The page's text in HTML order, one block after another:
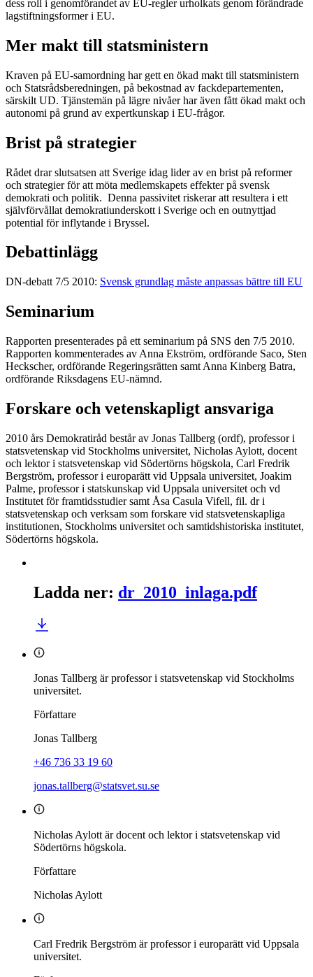
dess roll i genomförandet av EU-regler urholkats genom förändrade
lagstiftningsformer i EU.
Mer makt till statsministern
Kraven på EU-samordning har gett en ökad makt till statsministern
och Statsrådsberedningen, på bekostnad av fackdepartementen,
särskilt UD. Tjänstemän på lägre nivåer har även fått ökad makt och
autonomi på grund av expertkunskap i EU-frågor.
Brist på strategier
Rådet drar slutsatsen att Sverige idag lider av en brist på reformer
och strategier för att möta medlemskapets effekter på svensk
demokrati och politik. Denna passivitet riskerar att resultera i ett
självförvållat demokratiunderskott i Sverige och en outnyttjad
potential för inflytande i Bryssel.
Debattinlägg
DN-debatt 7/5 2010: Svensk grundlag måste anpassas bättre till EU
Seminarium
Rapporten presenterades på ett seminarium på SNS den 7/5 2010.
Rapporten kommenterades av Anna Ekström, ordförande Saco, Sten
Heckscher, ordförande Regeringsrätten samt Anna Kinberg Batra,
ordförande Riksdagens EU-nämnd.
Forskare och vetenskapligt ansvariga
2010 års Demokratiråd består av Jonas Tallberg (ordf), professor i
statsvetenskap vid Stockholms universitet, Nicholas Aylott, docent
och lektor i statsvetenskap vid Södertörns högskola, Carl Fredrik
Bergström, professor i europarätt vid Uppsala universitet, Joakim
Palme, professor i statskunskap vid Uppsala universitet och vd
Institutet för framtidsstudier samt Åsa Casula Vifell, fil. dr i
statsvetenskap och verksam som forskare vid statsvetenskapliga
institutionen, Stockholms universitet och samtidshistoriska institutet,
Södertörns högskola.
Ladda ner: dr_2010_inlaga.pdf
Jonas Tallberg är professor i statsvetenskap vid Stockholms
universitet.
Författare
Jonas Tallberg
+46 736 33 19 60
jonas.tallberg@statsvet.su.se
Nicholas Aylott är docent och lektor i statsvetenskap vid
Södertörns högskola.
Författare
Nicholas Aylott
Carl Fredrik Bergström är professor i europarätt vid Uppsala
universitet.